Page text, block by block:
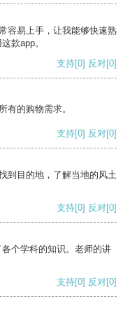
容易上手，让我能够快速熟
款app。
支持[0] 反对[0]
有的购物需求。
支持[0] 反对[0]
到目的地，了解当地的风土
支持[0] 反对[0]
个学科的知识。老师的讲
支持[0] 反对[0]